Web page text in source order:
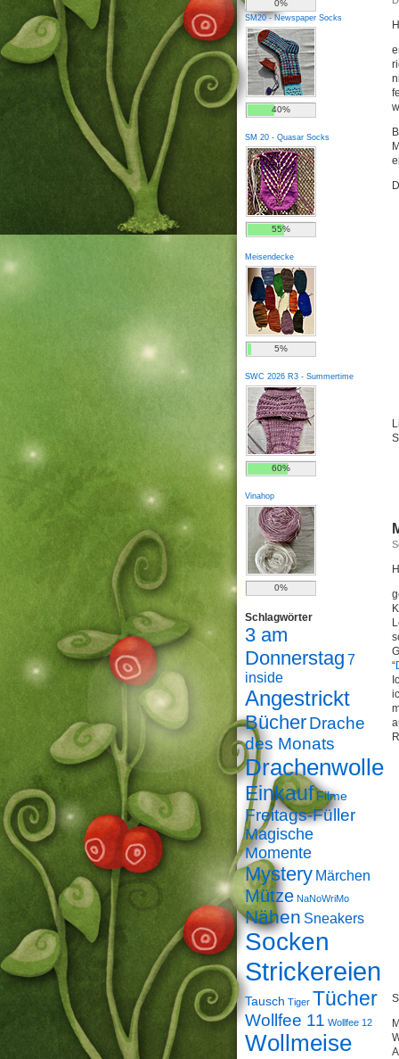
0%
SM20 - Newspaper Socks
40%
SM 20 - Quasar Socks
55%
Meisendecke
5%
SWC 2026 R3 - Summertime
60%
Vinahop
0%
Schlagwörter
3 am
Donnerstag 7
inside
Angestrickt
BücherDrache
des Monats
Drachenwolle
Einkauf Filme
Freitags-Füller
Magische
Momente
Mystery Märchen
Mütze NaNoWriMo
Nähen Sneakers
Socken
Strickereien
Tausch Tiger Tücher
Wollfee 11 Wollfee 12
Wollmeise
“